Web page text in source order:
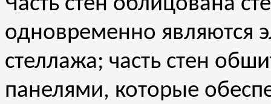
одновременно являются
стеллажа; часть стен
панелями, которые